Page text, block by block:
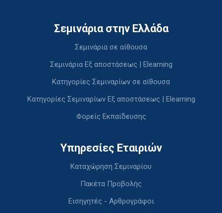
Σεμινάρια στην Ελλάδα
Σεμινάρια σε αίθουσα
Σεμινάρια Εξ αποστάσεως | Elearning
Κατηγορίες Σεμιναρίων σε αίθουσα
Κατηγορίες Σεμιναρίων Εξ αποστάσεως | Elearning
Φορείς Εκπαίδευσης
Υπηρεσίες Εταιριών
Καταχώρηση Σεμιναρίου
Πακέτα Προβολής
Εισηγητές - Αρθρογράφοι